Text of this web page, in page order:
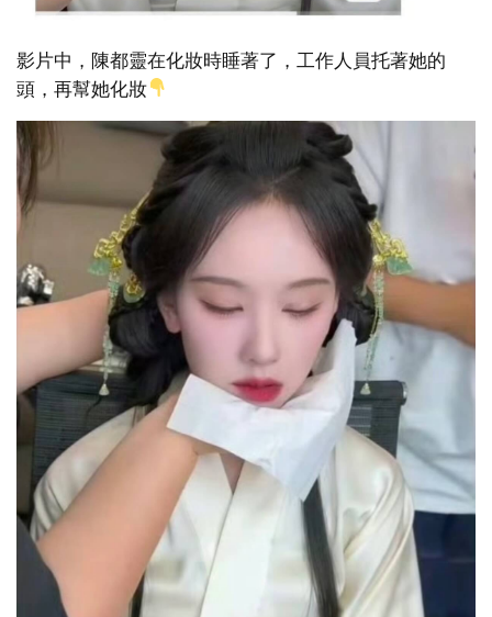
影片中，陳都靈在化妝時睡著了，工作人員托著她的
頭，再幫她化妝